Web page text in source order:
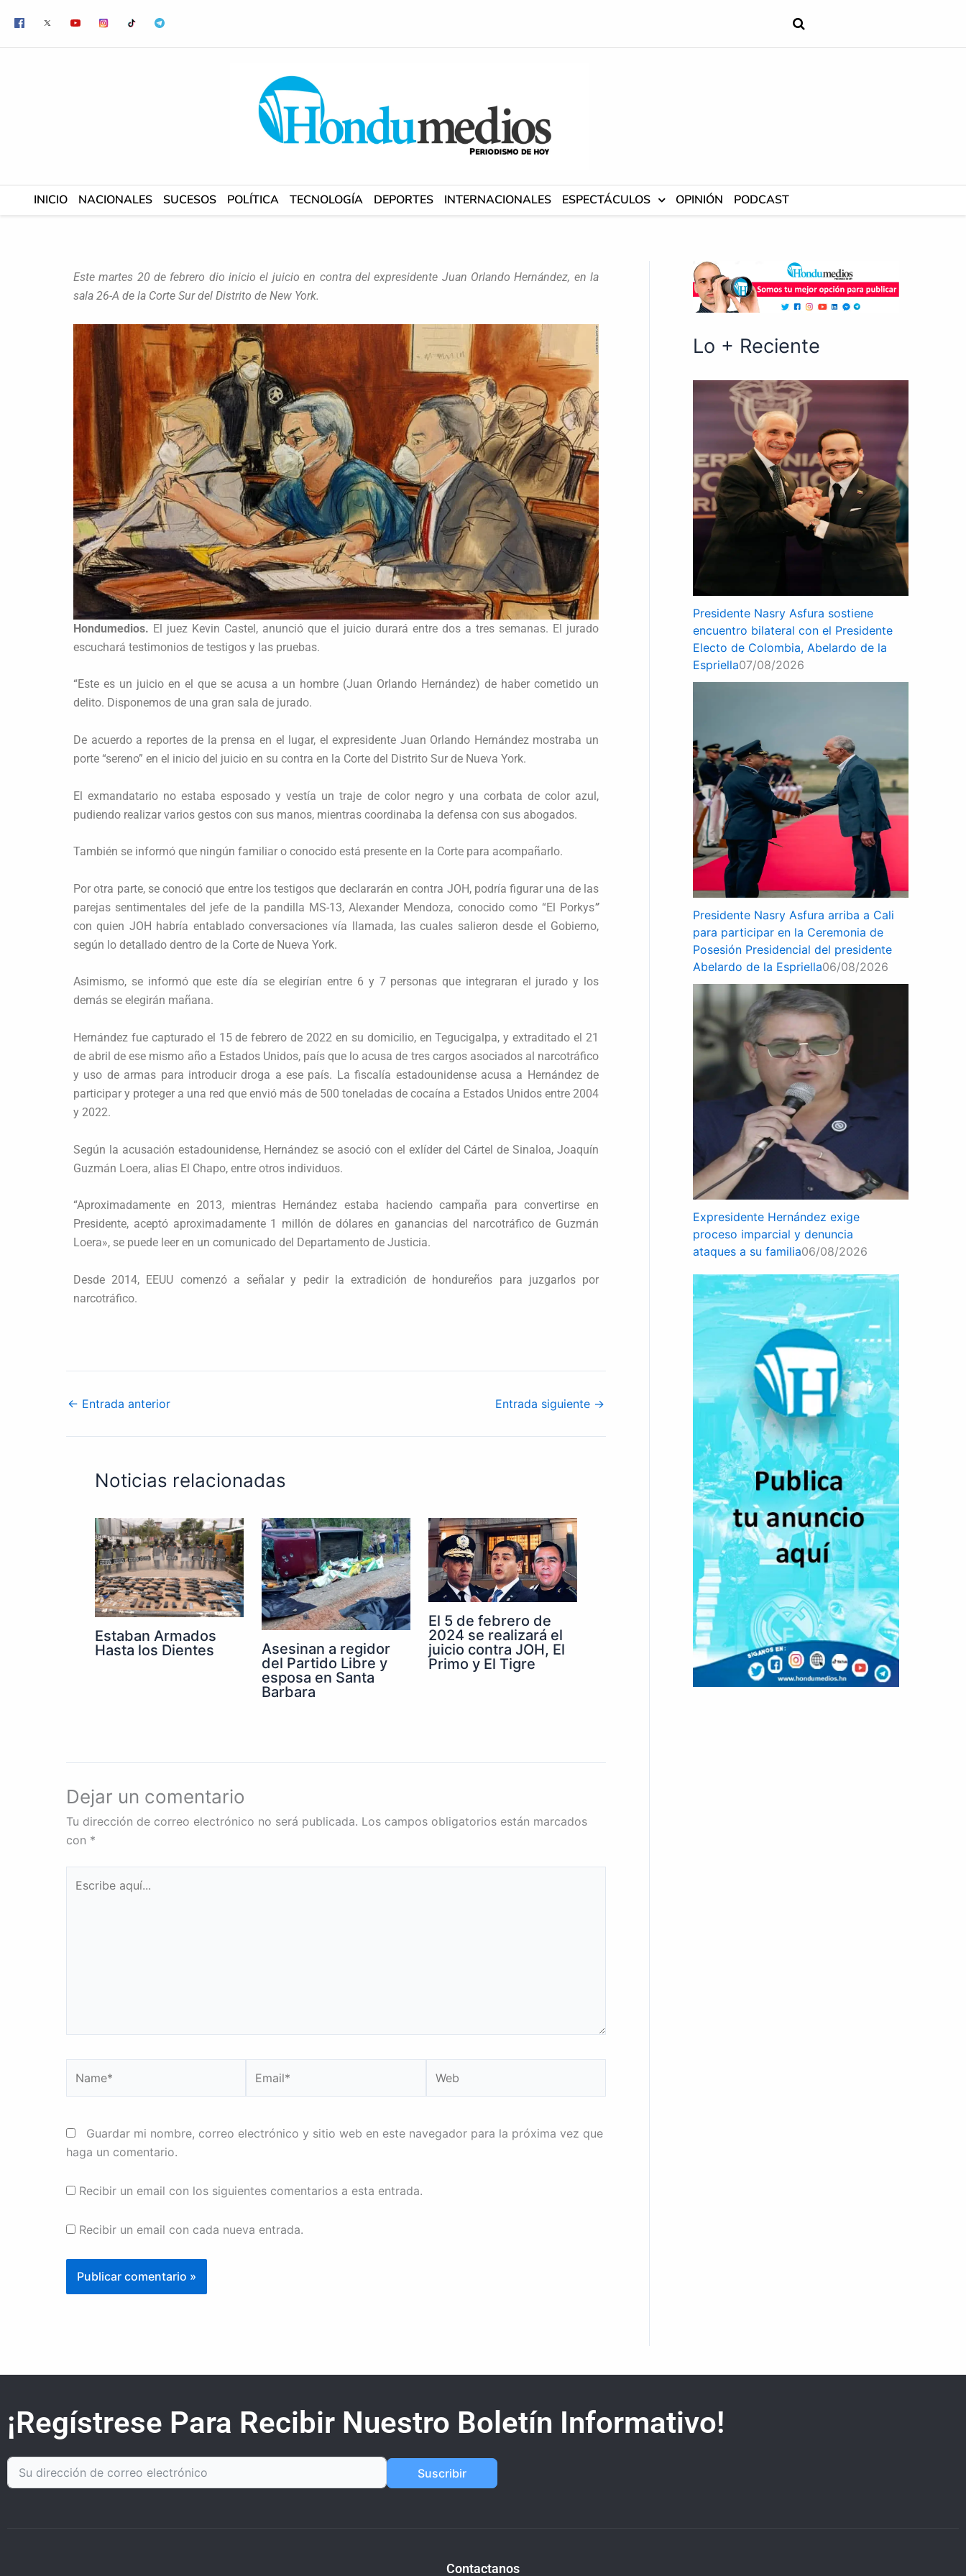
contenido
INICIO NACIONALES SUCESOS POLÍTICA TECNOLOGÍA DEPORTES INTERNACIONALES ESPECTÁCULOS OPINIÓN PODCAST
Este martes 20 de febrero dio inicio el juicio en contra del expresidente Juan Orlando Hernández, en la
sala 26-A de la Corte Sur del Distrito de New York.
Hondumedios. El juez Kevin Castel, anunció que el juicio durará entre dos a tres semanas. El jurado
escuchará testimonios de testigos y las pruebas.
“Este es un juicio en el que se acusa a un hombre (Juan Orlando Hernández) de haber cometido un
delito. Disponemos de una gran sala de jurado.
De acuerdo a reportes de la prensa en el lugar, el expresidente Juan Orlando Hernández mostraba un
porte “sereno” en el inicio del juicio en su contra en la Corte del Distrito Sur de Nueva York.
El exmandatario no estaba esposado y vestía un traje de color negro y una corbata de color azul,
pudiendo realizar varios gestos con sus manos, mientras coordinaba la defensa con sus abogados.
También se informó que ningún familiar o conocido está presente en la Corte para acompañarlo.
Por otra parte, se conoció que entre los testigos que declararán en contra JOH, podría figurar una de las
parejas sentimentales del jefe de la pandilla MS-13, Alexander Mendoza, conocido como “El Porkys”
con quien JOH habría entablado conversaciones vía llamada, las cuales salieron desde el Gobierno,
según lo detallado dentro de la Corte de Nueva York.
Asimismo, se informó que este día se elegirían entre 6 y 7 personas que integraran el jurado y los
demás se elegirán mañana.
Hernández fue capturado el 15 de febrero de 2022 en su domicilio, en Tegucigalpa, y extraditado el 21
de abril de ese mismo año a Estados Unidos, país que lo acusa de tres cargos asociados al narcotráfico
y uso de armas para introducir droga a ese país. La fiscalía estadounidense acusa a Hernández de
participar y proteger a una red que envió más de 500 toneladas de cocaína a Estados Unidos entre 2004
y 2022.
Según la acusación estadounidense, Hernández se asoció con el exlíder del Cártel de Sinaloa, Joaquín
Guzmán Loera, alias El Chapo, entre otros individuos.
“Aproximadamente en 2013, mientras Hernández estaba haciendo campaña para convertirse en
Presidente, aceptó aproximadamente 1 millón de dólares en ganancias del narcotráfico de Guzmán
Loera», se puede leer en un comunicado del Departamento de Justicia.
Desde 2014, EEUU comenzó a señalar y pedir la extradición de hondureños para juzgarlos por
narcotráfico.
← Entrada anterior Entrada siguiente →
Noticias relacionadas
Estaban Armados
Hasta los Dientes
Asesinan a regidor
del Partido Libre y
esposa en Santa
Barbara
El 5 de febrero de
2024 se realizará el
juicio contra JOH, El
Primo y El Tigre
Dejar un comentario
Tu dirección de correo electrónico no será publicada. Los campos obligatorios están marcados
con *
aquí...
Guardar mi nombre, correo electrónico y sitio web en este navegador para la próxima vez que
haga un comentario.
Recibir un email con los siguientes comentarios a esta entrada.
Recibir un email con cada nueva entrada.
Lo + Reciente
Presidente Nasry Asfura sostiene
encuentro bilateral con el Presidente
Electo de Colombia, Abelardo de la
Espriella07/08/2026
Presidente Nasry Asfura arriba a Cali
para participar en la Ceremonia de
Posesión Presidencial del presidente
Abelardo de la Espriella06/08/2026
Expresidente Hernández exige
proceso imparcial y denuncia
ataques a su familia06/08/2026
¡Regístrese Para Recibir Nuestro Boletín Informativo!
Suscribir
Contactanos